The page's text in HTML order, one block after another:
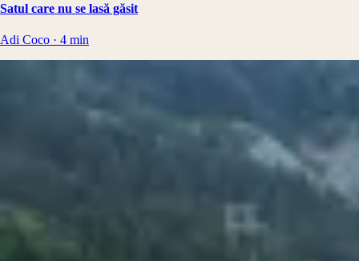
Satul care nu se lasă găsit
Adi Coco · 4 min